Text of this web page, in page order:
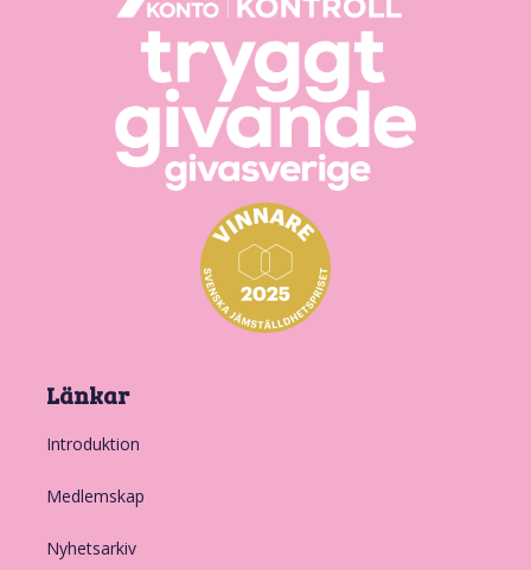
Länkar
Introduktion
Medlemskap
Nyhetsarkiv